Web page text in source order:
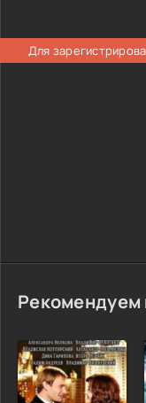
Для
Рекомендуем